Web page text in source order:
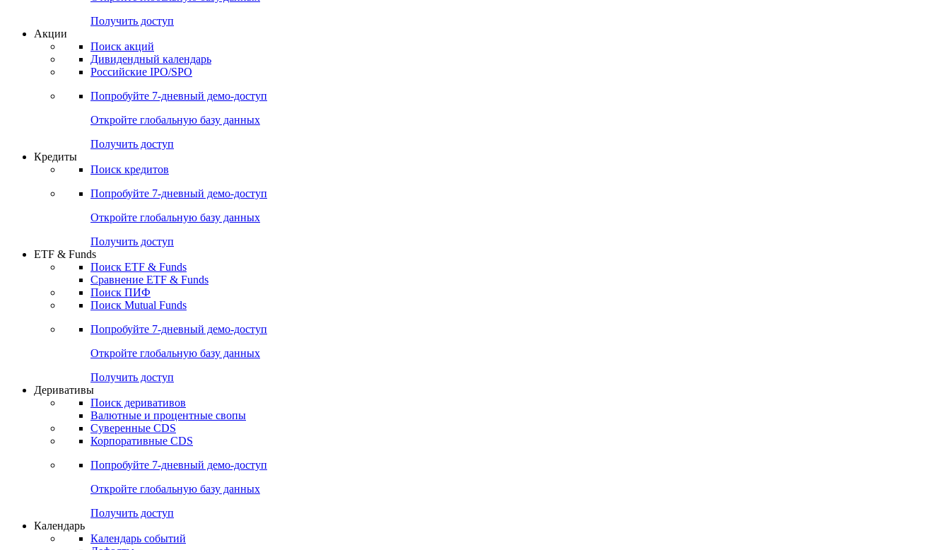
Попробуйте7-дневный
Откройте глобальную базу данных
Получить доступ
Акции
Поиск акций
Дивидендный календарь
Российские IPO/SPO
Попробуйте7-дневный
Откройте глобальную базу данных
Получить доступ
Кредиты
Поиск кредитов
Попробуйте7-дневный
Откройте глобальную базу данных
Получить доступ
ETF & Funds
Поиск ETF & Funds
Сравнение ETF & Funds
Поиск ПИФ
Поиск Mutual Funds
Попробуйте7-дневный
Откройте глобальную базу данных
Получить доступ
Деривативы
Поиск деривативов
Валютные и процентные свопы
Суверенные CDS
Корпоративные CDS
Попробуйте7-дневный
Откройте глобальную базу данных